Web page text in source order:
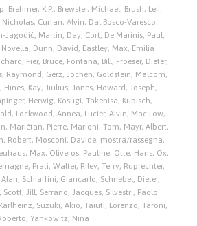
, Brehmer, K.P. , Brewster, Michael, Brush, Leif,
Nicholas, Curran, Alvin, Dal Bosco-Varesco,
Jagodić, Martin, Day, Cort, De Marinis, Paul,
, Dunn, David, Eastley, Max, Emilia
, Fier, Bruce, Fontana, Bill, Froeser, Dieter,
Raymond, Gerz, Jochen, Goldstein, Malcom,
, Hines, Kay, Jiulius, Jones, Howard, Joseph,
Herwig, Kosugi, Takehisa, Kubisch,
, Lockwood, Annea, Lucier, Alvin, Mac Low,
, Mariétan, Pierre, Marioni, Tom, Mayr, Albert,
Robert, Mosconi, Davide, mostra/rassegna,
Max, Oliveros, Pauline, Otte, Hans, Ox,
, Prati, Walter, Riley, Terry, Ruprechter,
, Schiaffini, Giancarlo, Schnebel, Dieter,
Scott, Jill, Serrano, Jacques, Silvestri, Paolo
, Suzuki, Akio, Taiuti, Lorenzo, Taroni,
, Yankowitz, Nina